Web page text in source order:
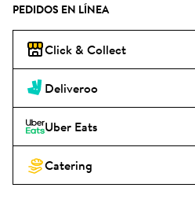
PEDIDOS EN LÍNEA
Click & Collect
Deliveroo
Uber Eats
Catering